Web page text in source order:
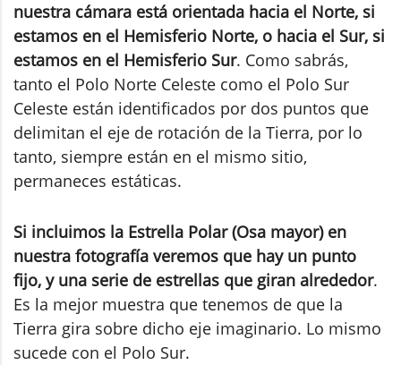
nuestra cámara está orientada hacia el Norte, si
estamos en el Hemisferio Norte, o hacia el Sur, si
estamos en el Hemisferio Sur. Como sabrás,
tanto el Polo Norte Celeste como el Polo Sur
Celeste están identificados por dos puntos que
delimitan el eje de rotación de la Tierra, por lo
tanto, siempre están en el mismo sitio,
permaneces estáticas.
Si incluimos la Estrella Polar (Osa mayor) en
nuestra fotografía veremos que hay un punto
fijo, y una serie de estrellas que giran alrededor.
Es la mejor muestra que tenemos de que la
Tierra gira sobre dicho eje imaginario. Lo mismo
sucede con el Polo Sur.